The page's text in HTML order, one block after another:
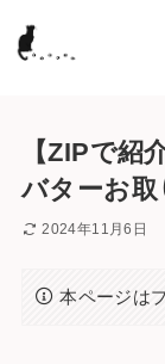
【ZIPで紹
バターお取
2024年11月6日
本ページは